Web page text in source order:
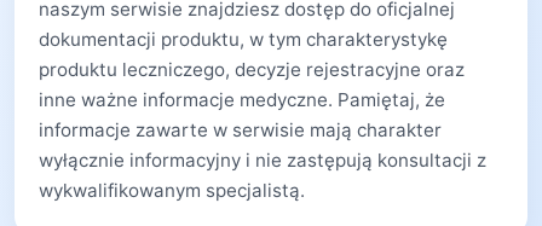
naszym serwisie znajdziesz dostęp do oficjalnej
dokumentacji produktu, w tym charakterystykę
produktu leczniczego, decyzje rejestracyjne oraz
inne ważne informacje medyczne. Pamiętaj, że
informacje zawarte w serwisie mają charakter
wyłącznie informacyjny i nie zastępują konsultacji z
wykwalifikowanym specjalistą.